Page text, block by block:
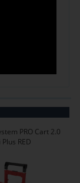
PRO Cart 2.0
RED